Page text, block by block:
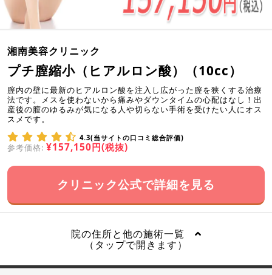
湘南美容クリニック
プチ膣縮小（ヒアルロン酸）（10cc）
膣内の壁に最新のヒアルロン酸を注入し広がった膣を狭くする治療
法です。メスを使わないから痛みやダウンタイムの心配はなし！出
産後の膣のゆるみが気になる人や切らない手術を受けたい人にオス
スメです。
4.3(当サイトの口コミ総合評価)
参考価格: ¥157,150円(税抜)
クリニック公式で詳細を見る
院の住所と他の施術一覧
（タップで開きます）